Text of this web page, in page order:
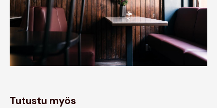
Tutustu myös